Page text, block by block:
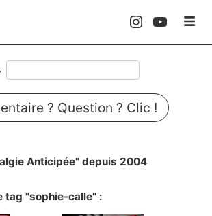
? Question ? Clic !
Anticipée" depuis 2004
tag "sophie-calle" :